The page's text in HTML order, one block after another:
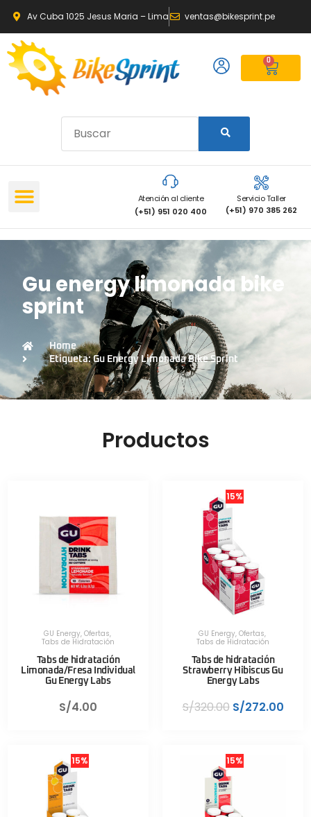
Av Cuba 1025 Jesus Maria – Lima ventas@bikesprint.pe
0
Atención al cliente
(+51) 951 020 400
Servicio Taller
(+51) 970 385 262
Gu energy limonada bike
sprint
Home
Etiqueta: Gu Energy Limonada Bike Sprint
Productos
GU Energy, Ofertas,
Tabs de Hidratación
Tabs de hidratación
Limonada/Fresa Individual
Gu Energy Labs
S/4.00
15%
GU Energy, Ofertas,
Tabs de Hidratación
Tabs de hidratación
Strawberry Hibiscus Gu
Energy Labs
S/320.00 S/272.00
15% 15%